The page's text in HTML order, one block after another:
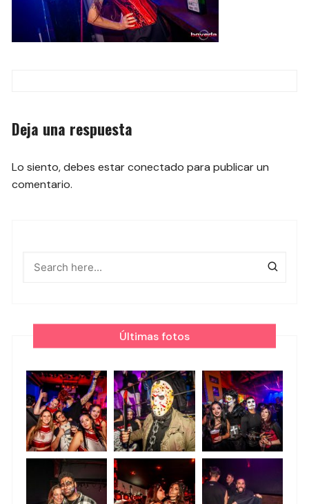
de
las
entradas
Deja una respuesta
Lo siento, debes estarconectado para publicar un
comentario.
Últimas fotos